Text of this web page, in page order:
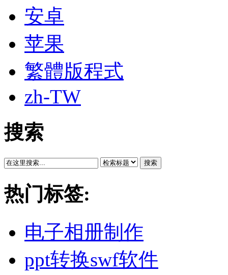
安卓
苹果
繁體版程式
zh-TW
搜索
搜索
热门标签:
电子相册制作
ppt转换swf软件